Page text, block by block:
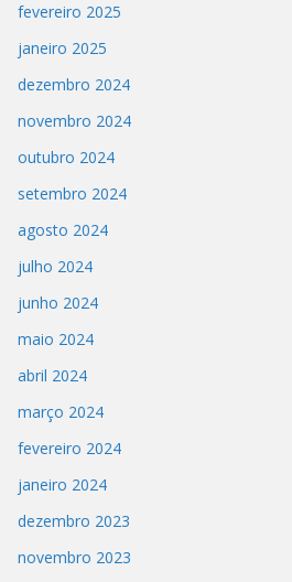
fevereiro 2025
janeiro 2025
dezembro 2024
novembro 2024
outubro 2024
setembro 2024
agosto 2024
julho 2024
junho 2024
maio 2024
abril 2024
março 2024
fevereiro 2024
janeiro 2024
dezembro 2023
novembro 2023